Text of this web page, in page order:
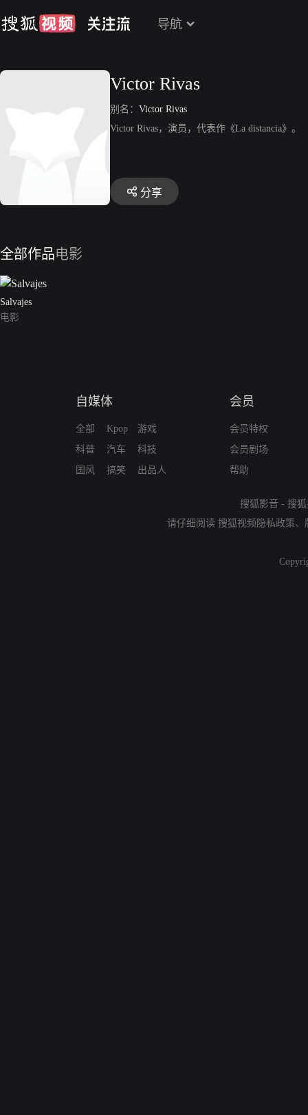
导航
Victor Rivas
别名： Victor Rivas
Victor Rivas，演员，代表作《La distancia》。
分享
全部作品电影
Salvajes
电影
自媒体
全部
科普
国风
Kpop
汽车
搞笑
游戏
科技
出品人
会员
会员特权
会员剧场
帮助
搜狐影音 - 搜
请仔细阅读 搜狐视频隐私政策、